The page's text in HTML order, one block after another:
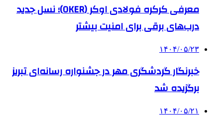
معرفی کرکره فولادی اوکر (OKER)؛ نسل جدید
درب‌های برقی برای امنیت بیشتر
۱۴۰۴/۰۵/۲۳
خبرنگار گردشگری مهر در جشنواره رسانه‌ای تبریز
برگزیده شد
۱۴۰۴/۰۵/۲۱